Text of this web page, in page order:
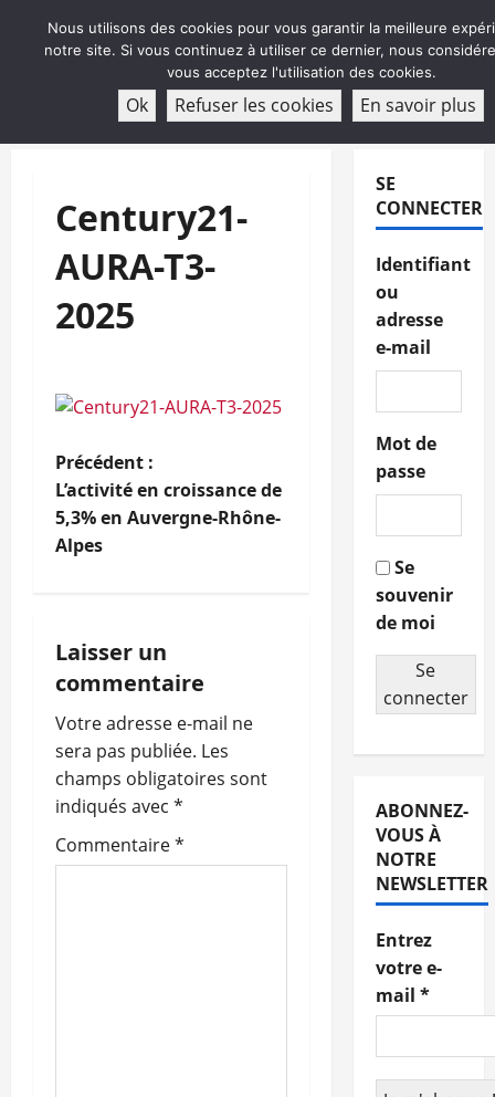
ABONNEMENT
Century21-
AURA-T3-
2025
N
a
v
g
a
t
i
o
Précédent :
L’activité en croissance de
5,3% en Auvergne-Rhône-
Alpes
Laisser un
commentaire
Votre adresse e-mail ne
sera pas publiée. Les
champs obligatoires sont
indiqués avec *
Commentaire*
SE
CONNECTER
Identifiant
ou
adresse
e-mail
Mot de
passe
Se
souvenir
de moi
Se
connecter
ABONNEZ-
VOUS À
NOTRE
NEWSLETTER
Entrez
votre e-
mail *
Nous utilisons des cookies pour vous garantir la meilleure
notre site. Si vous continuez à utiliser ce dernier, nous
vous acceptez l'utilisation des cookies.
Ok Refuser les cookies En savoir plus